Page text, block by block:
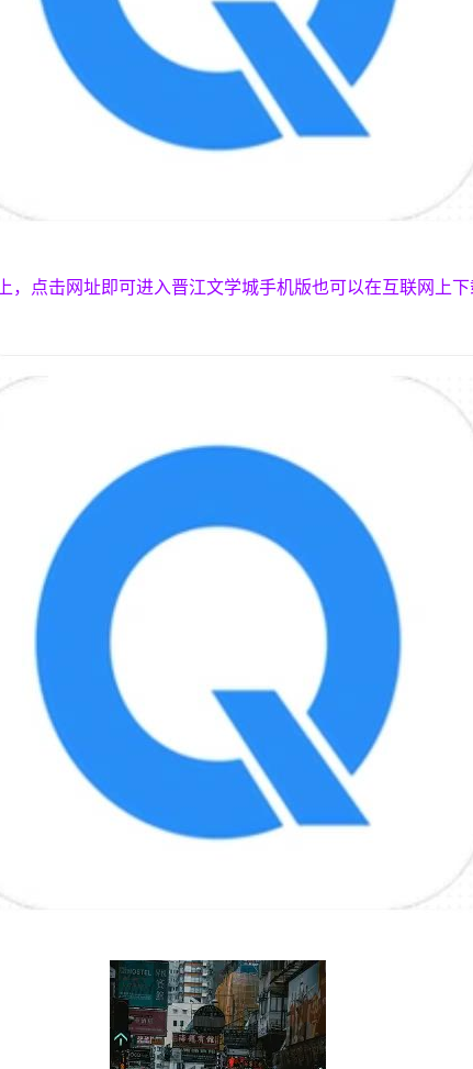
，点击网址即可进入晋江文学城手机版也可以在互联网上